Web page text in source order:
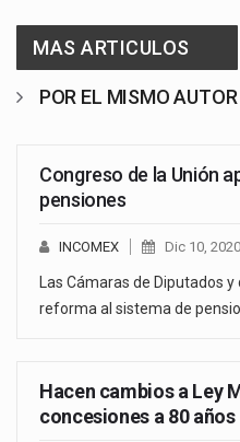
MAS ARTICULOS
POR EL MISMO AUTOR
Congreso de la Unión
pensiones
INCOMEX Dic 10, 2020
Las Cámaras de Diputados
reforma al sistema de
Hacen cambios a Ley
concesiones a 80 años